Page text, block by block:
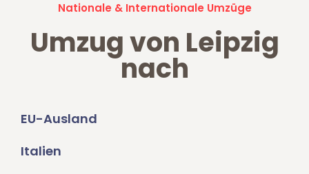
Nationale & Internationale Umzüge
Umzug von Leipzig
nach
EU-Ausland
Italien